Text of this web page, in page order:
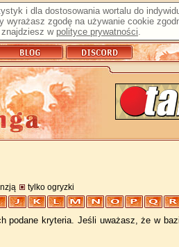
i dla dostosowania wortalu do
zgodę na używanie cookie
w polityce prywatności.
tylko ogryzki
podane kryteria. Jeśli uważasz, że w